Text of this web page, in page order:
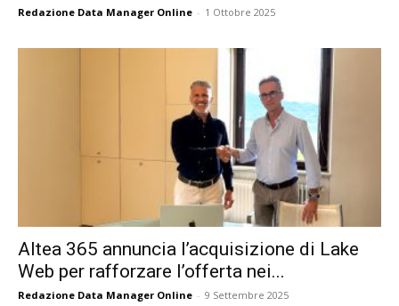
Redazione Data Manager Online - 1 Ottobre 2025
Altea 365 annuncia l’acquisizione di Lake
Web per rafforzare l’offerta nei...
Redazione Data Manager Online - 9 Settembre 2025